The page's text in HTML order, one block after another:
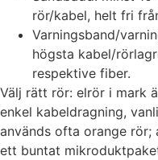
rör/kabel, helt fri
Varningsband/
högsta kabel/
respektive fiber.
Välj rätt rör: elrör i mark
enkel kabeldragning,
används ofta orange rör;
ett buntat